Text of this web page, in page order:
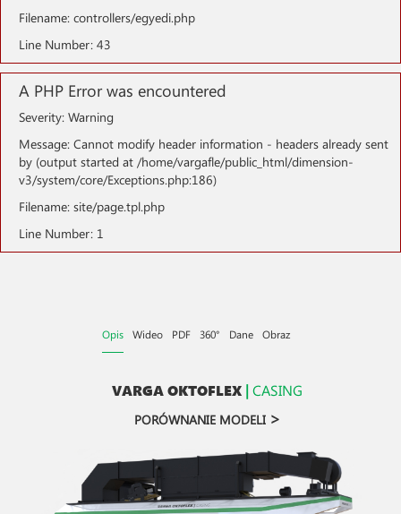
Filename: controllers/egyedi.php
Line Number: 43
A PHP Error was encountered
Severity: Warning
Message: Cannot modify header information - headers already sent
by (output started at /home/vargafle/public_html/dimension-
v3/system/core/Exceptions.php:186)
Filename: site/page.tpl.php
Line Number: 1
Opis Wideo PDF 360° Dane Obraz
VARGA OKTOFLEX |CASING
PORÓWNANIE MODELI >